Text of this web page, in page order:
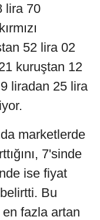
lira 70
52 lira 02
kuruştan 12
liradan 25 lira
marketlerde
7'sinde
ise fiyat
Bu
fazla artan